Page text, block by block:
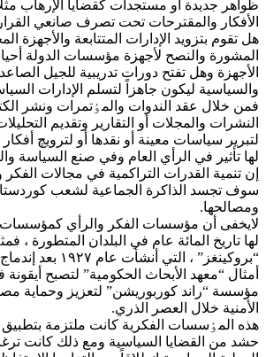
ظواهر جديدة أو مستجدات كقضايا الإرهاب
الأفكار والمقترحات تحت تصرف صانعي
هل تقوم بتزويد الإدارات المتتابعة والأجهزة
المشورة والنصح لأجهزة مؤسسات الدولة
الأجهزة وهل تفتح دورات تدريبية للجيل
والسياسية ليكون جاهزاً لتسلم الإدارات
فمن خلال عقد الندوات والمٶتمرات ونشر
النشرات والمجلات أو التقارير وتقديم
لتبرير سياسات معينة أو نقدها أو لترويچ
لها تأثير في الرأي العام وفي صنع السياسة
إن تنمية القدرات التراكمية في مجالات الفكر
سوف تجسد الذاکرة الجماعية لشعب
ومصالحها.
لايخفی أن مؤسسات الفكر والرأي
لها تاريخ المائة عام في البلدان المتطورة ،
“بروكينغز” ، التي
أمثال “معهد الأبحاث الحكومية” لتصبح
مؤسسة “راند كوربوريشن” لتعزيز وحماية
الأمنية خلال العصر الذري.
هذه المٶسسات الفكرية كانت ملتزمة بتطبيق
حشد من القضايا السياسية ومع ذلك كانت